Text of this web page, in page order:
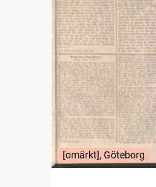
[omärkt], Göteborg